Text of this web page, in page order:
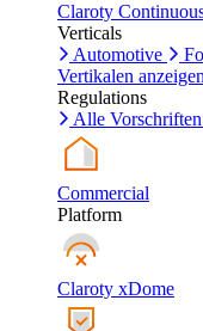
Claroty
Verticals
Automotive
Vertikalen anzeigen
Regulations
Alle Vorschriften
Commercial
Platform
Claroty xDome